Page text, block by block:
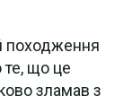
походження
те, що це
зламав з